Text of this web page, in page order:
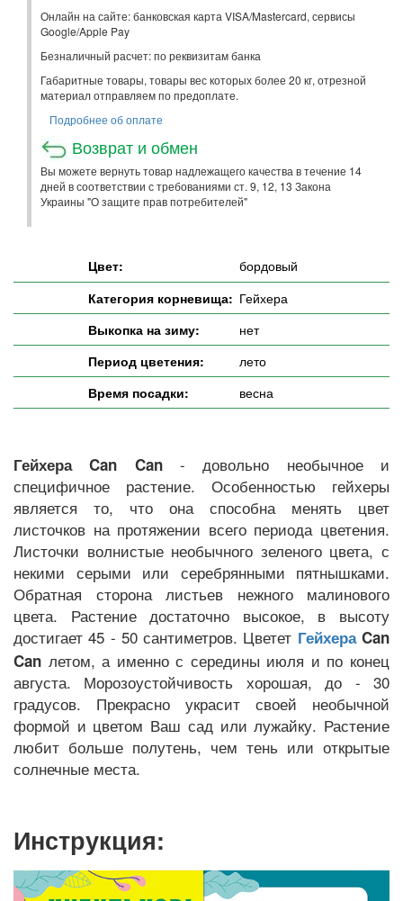
Онлайн на сайте: банковская карта VISA/Mastercard, сервисы
Google/Apple Pay
Безналичный расчет: по реквизитам банка
Габаритные товары, товары вес которых более 20 кг, отрезной
материал отправляем по предоплате.
Подробнее об оплате
Возврат и обмен
Вы можете вернуть товар надлежащего качества в течение 14
дней в соответствии с требованиями ст. 9, 12, 13 Закона
Украины "О защите прав потребителей"
Цвет:
бордовый
Категория корневища: Гейхера
Выкопка на зиму:
нет
Период цветения:
лето
Время посадки:
весна
Гейхера Can Can- довольно необычное и
специфичное растение. Особенностью гейхеры
является то, что она способна менять цвет
листочков на протяжении всего периода цветения.
Листочки волнистые необычного зеленого цвета, с
некими серыми или серебрянными пятнышками.
Обратная сторона листьев нежного малинового
цвета. Растение достаточно высокое, в высоту
достигает 45 - 50 сантиметров. Цветет ГейхераCan
Can летом, а именно с середины июля и по конец
августа. Морозоустойчивость хорошая, до - 30
градусов. Прекрасно украсит своей необычной
формой и цветом Ваш сад или лужайку. Растение
любит больше полутень, чем тень или открытые
солнечные места.
Инструкция: